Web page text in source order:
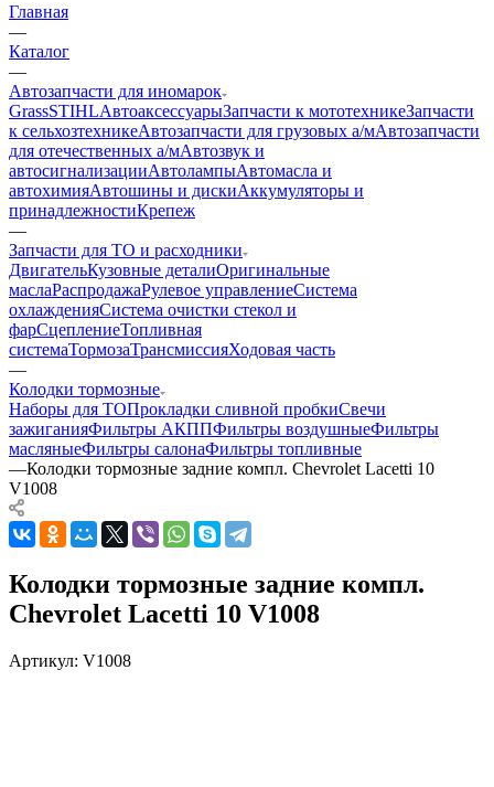
Главная
—
Каталог
—
Автозапчасти для иномарок
GrassSTIHLАвтоаксессуарыЗапчасти к мототехникеЗапчасти
к сельхозтехникеАвтозапчасти для грузовых а/мАвтозапчасти
для отечественных а/мАвтозвук и
автосигнализацииАвтолампыАвтомасла и
автохимияАвтошины и дискиАккумуляторы и
принадлежностиКрепеж
—
Запчасти для ТО и расходники
ДвигательКузовные деталиОригинальные
маслаРаспродажаРулевое управлениеСистема
охлажденияСистема очистки стекол и
фарСцеплениеТопливная
системаТормозаТрансмиссияХодовая часть
—
Колодки тормозные
Наборы для ТОПрокладки сливной пробкиСвечи
зажиганияФильтры АКППФильтры воздушныеФильтры
масляныеФильтры салонаФильтры топливные
—Колодки тормозные задние компл. Chevrolet Lacetti 10
V1008
Колодки тормозные задние компл.
Chevrolet Lacetti 10 V1008
Артикул: V1008